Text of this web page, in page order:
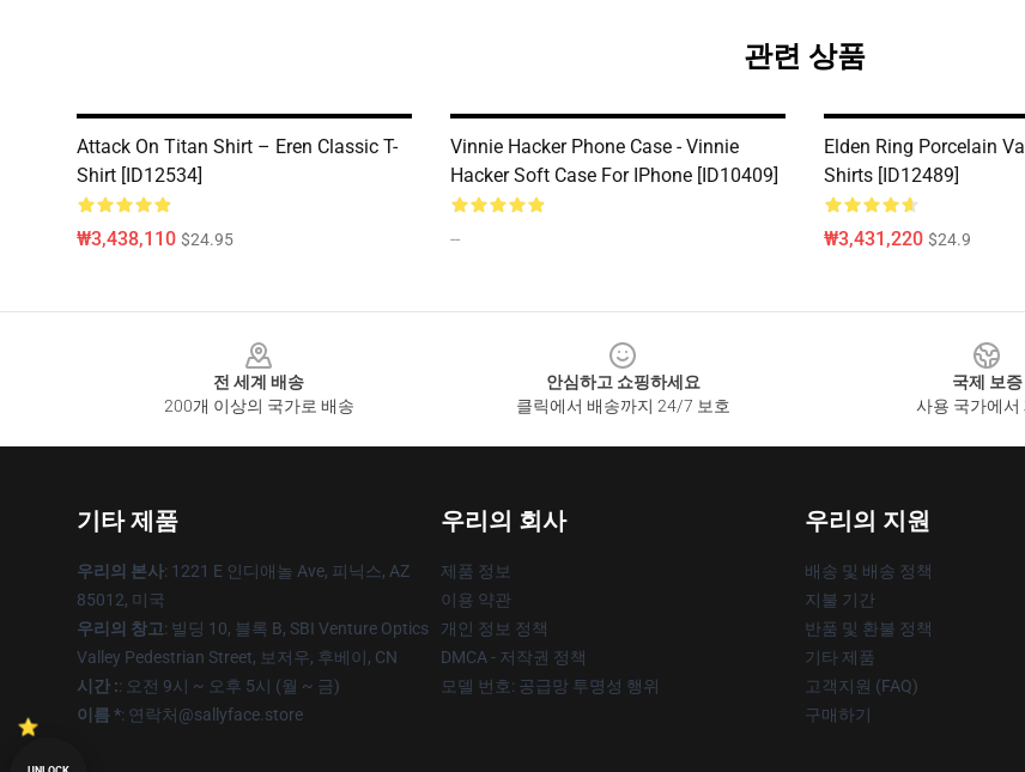
관련 상품
Attack On Titan Shirt – Eren Classic T-
Shirt [ID12534]
₩3,438,110 $24.95
Vinnie Hacker Phone Case - Vinnie
Hacker Soft Case For IPhone [ID10409]
--
Elden Ring Porcelain
Shirts [ID12489]
₩3,431,220 $24.9
전 세계 배송
200개 이상의 국가로 배송
안심하고 쇼핑하세요
클릭에서 배송까지 24/7 보호
국제 보증
사용 국가에서
기타 제품
우리의 본사: 1221 E 인디애놀 Ave, 피닉스, AZ
85012, 미국
우리의 창고: 빌딩 10, 블록 B, SBI Venture Optics
Valley Pedestrian Street, 보저우, 후베이, CN
시간 :: 오전 9시 ~ 오후 5시 (월 ~ 금)
이름 *: 연락처@sallyface.store
우리의 회사
제품 정보
이용 약관
개인 정보 정책
DMCA - 저작권 정책
모델 번호: 공급망 투명성 행위
우리의 지원
배송 및 배송 정책
지불 기간
반품 및 환불 정책
기타 제품
고객지원 (FAQ)
구매하기